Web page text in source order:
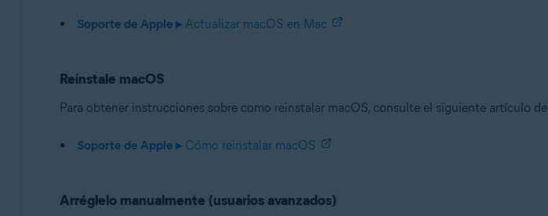
Apple macOS 13.x (Ventura)
Apple macOS 10.15.x (Catalina)
Apple macOS 10.13.x (High Sierra)
Soporte de Apple ▸Actualizar macOS en Mac
Reinstale macOS
Para obtener instrucciones sobre como reinstalar macOS, consulte el siguiente artículo de
Soporte de Apple ▸Cómo reinstalar macOS
Arréglelo manualmente (usuarios avanzados)